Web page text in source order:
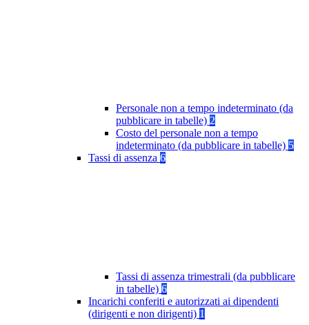
Personale non a tempo indeterminato (da
pubblicare in tabelle) 2
Costo del personale non a tempo
indeterminato (da pubblicare in tabelle) 5
Tassi di assenza 6
Tassi di assenza trimestrali (da pubblicare
in tabelle) 6
Incarichi conferiti e autorizzati ai dipendenti
(dirigenti e non dirigenti) 1